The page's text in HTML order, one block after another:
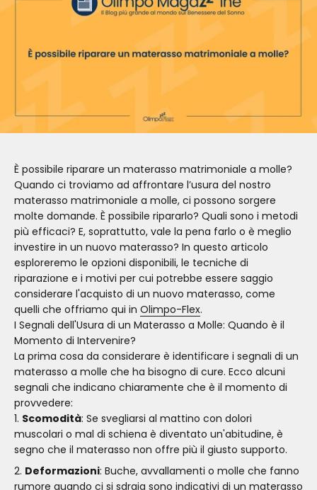
È possibile riparare un materasso matrimoniale a molle?
Quando ci troviamo ad affrontare l’usura del nostro
materasso matrimoniale a molle, ci possono sorgere
molte domande. È possibile ripararlo? Quali sono i metodi
più efficaci? E, soprattutto, vale la pena farlo o è meglio
investire in un nuovo materasso? In questo articolo
esploreremo le opzioni disponibili, le tecniche di
riparazione e i motivi per cui potrebbe essere saggio
considerare l'acquisto di un nuovo materasso, come
quelli che offriamo qui in Olimpo-Flex.
I Segnali dell'Usura di un Materasso a Molle: Quando è il
Momento di Intervenire?
La prima cosa da considerare è identificare i segnali di un
materasso a molle che ha bisogno di cure. Ecco alcuni
segnali che indicano chiaramente che è il momento di
provvedere:
Scomodità: Se svegliarsi al mattino con dolori
muscolari o mal di schiena è diventato un'abitudine, è
segno che il materasso non offre più il giusto supporto.
Deformazioni: Buche, avvallamenti o molle che fanno
rumore quando ci si sdraia sono indicativi di un materasso